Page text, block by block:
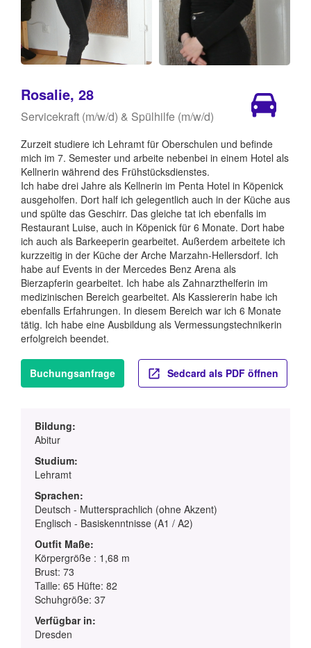
Rosalie, 28
Servicekraft (m/w/d) & Spülhilfe (m/w/d)
Zurzeit studiere ich Lehramt für Oberschulen und befinde
mich im 7. Semester und arbeite nebenbei in einem Hotel als
Kellnerin während des Frühstücksdienstes.
Ich habe drei Jahre als Kellnerin im Penta Hotel in Köpenick
ausgeholfen. Dort half ich gelegentlich auch in der Küche aus
und spülte das Geschirr. Das gleiche tat ich ebenfalls im
Restaurant Luise, auch in Köpenick für 6 Monate. Dort habe
ich auch als Barkeeperin gearbeitet. Außerdem arbeitete ich
kurzzeitig in der Küche der Arche Marzahn-Hellersdorf. Ich
habe auf Events in der Mercedes Benz Arena als
Bierzapferin gearbeitet. Ich habe als Zahnarzthelferin im
medizinischen Bereich gearbeitet. Als Kassiererin habe ich
ebenfalls Erfahrungen. In diesem Bereich war ich 6 Monate
tätig. Ich habe eine Ausbildung als Vermessungstechnikerin
erfolgreich beendet.
Buchungsanfrage Sedcard als PDF öffnen
Bildung:
Abitur
Studium:
Lehramt
Sprachen:
Deutsch - Muttersprachlich (ohne Akzent)
Englisch - Basiskenntnisse (A1 / A2)
Outfit Maße:
Körpergröße : 1,68 m
Brust: 73
Taille: 65 Hüfte: 82
Schuhgröße: 37
Verfügbar in:
Dresden